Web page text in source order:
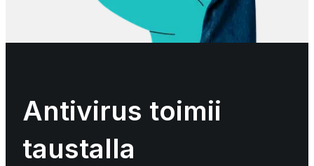
Antivirus toimii
taustalla